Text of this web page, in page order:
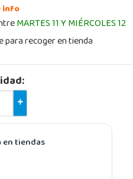
info
MARTES 11 Y MIÉRCOLES 12
para recoger en tienda
+
tiendas